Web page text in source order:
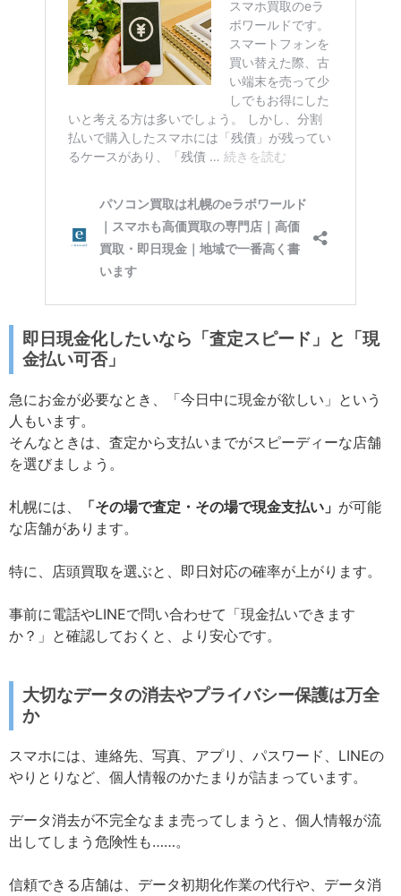
即日現金化したいなら「査定スピード」と「現
金払い可否」
急にお金が必要なとき、「今日中に現金が欲しい」という
人もいます。
そんなときは、査定から支払いまでがスピーディーな店舗
を選びましょう。
札幌には、 「その場で査定・その場で現金支払い」 が可能
な店舗があります。
特に、店頭買取を選ぶと、即日対応の確率が上がります。
事前に電話やLINEで問い合わせて「現金払いできます
か？」と確認しておくと、より安心です。
大切なデータの消去やプライバシー保護は万全
か
スマホには、連絡先、写真、アプリ、パスワード、LINEの
やりとりなど、個人情報のかたまりが詰まっています。
データ消去が不完全なまま売ってしまうと、個人情報が流
出してしまう危険性も……。
信頼できる店舗は、データ初期化作業の代行や、データ消